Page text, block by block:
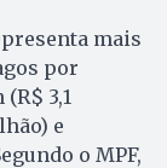
mais
por
3,1
e
o MPF,